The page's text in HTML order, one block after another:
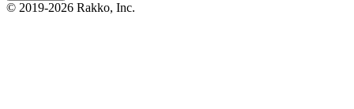
© 2019-2026 Rakko, Inc.